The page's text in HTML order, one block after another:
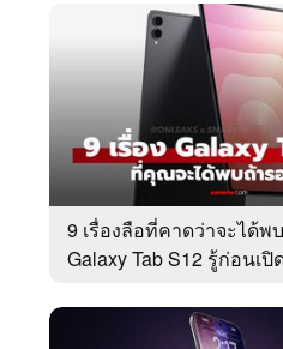
9 เรื่องลือที่คาดว่าจะได้พ
Galaxy Tab S12 รู้ก่อนเปิ